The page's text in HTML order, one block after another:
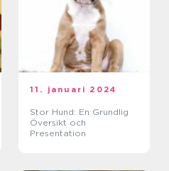
11. januari 2024
Stor Hund: En Grundlig
Översikt och
Presentation